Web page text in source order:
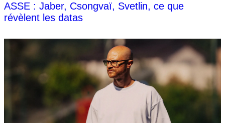
ASSE : Jaber, Csongvaï, Svetlin, ce que
révèlent les datas